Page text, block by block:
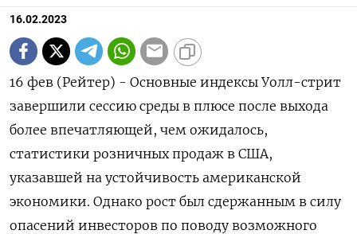
16.02.2023
16 фев (Рейтер) - Основные индексы Уолл-стрит
завершили сессию среды в плюсе после выхода
более впечатляющей, чем ожидалось,
статистики розничных продаж в США,
указавшей на устойчивость американской
экономики. Однако рост был сдержанным в силу
опасений инвесторов по поводу возможного